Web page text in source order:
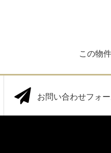
この物
お問い合わせフォ